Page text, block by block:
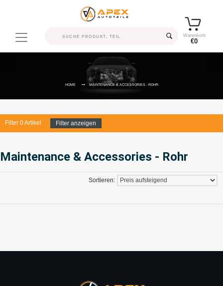
Warenkorb
€0
HOME MAINTENANCE & ACCESSORIES - ROHR
Filter 0Artikel Filter anzeigen
Maintenance & Accessories - Rohr
Sortieren: